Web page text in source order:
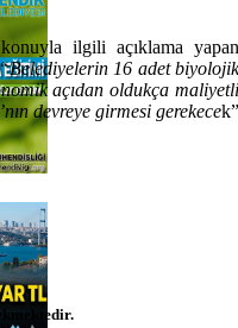
ilgili açıklama
Belediyelerin 16 adet
açıdan oldukça
devreye girmesi gerekece